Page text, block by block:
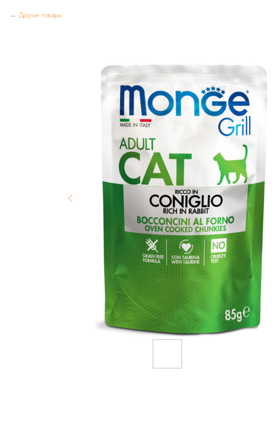
Другие товары